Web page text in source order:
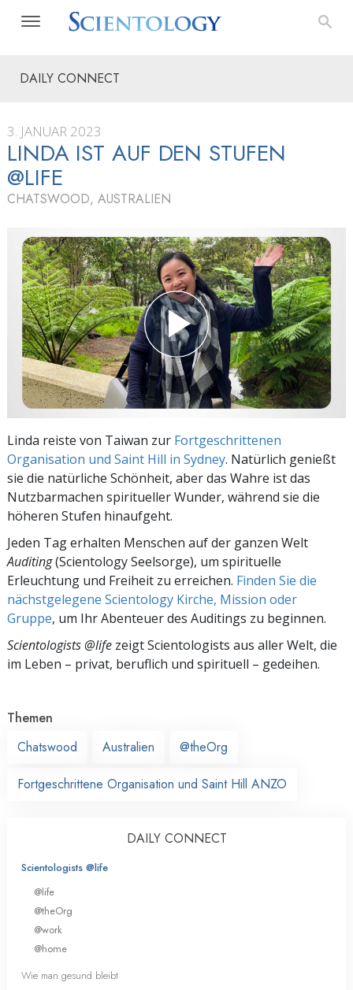
DAILY CONNECT
3. JANUAR 2023
LINDA IST AUF DEN STUFEN
@LIFE
CHATSWOOD, AUSTRALIEN
Linda reiste von Taiwan zur Fortgeschrittenen
Organisation und Saint Hill in Sydney. Natürlich genießt
sie die natürliche Schönheit, aber das Wahre ist das
Nutzbarmachen spiritueller Wunder, während sie die
höheren Stufen hinaufgeht.
Jeden Tag erhalten Menschen auf der ganzen Welt
Auditing(Scientology Seelsorge), um spirituelle
Erleuchtung und Freiheit zu erreichen. Finden Sie die
nächstgelegene Scientology Kirche, Mission oder
Gruppe, um Ihr Abenteuer des Auditings zu beginnen.
Scientologists @life zeigt Scientologists aus aller Welt, die
im Leben – privat, beruflich und spirituell – gedeihen.
Themen
Chatswood
Australien @theOrg
Fortgeschrittene Organisation und Saint Hill ANZO
DAILY CONNECT
Scientologists @life
@life
@theOrg
@work
@home
Wie man gesund bleibt